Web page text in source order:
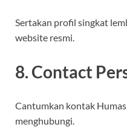
Sertakan profil singkat
website resmi.
8. Contact
Cantumkan kontak
menghubungi.